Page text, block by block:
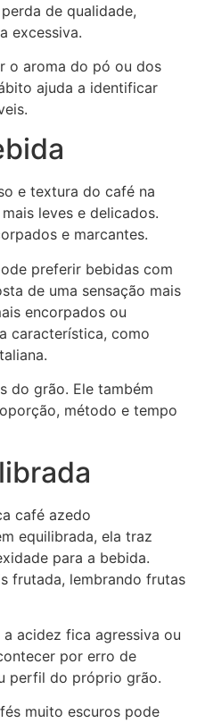
de qualidade,
excessiva.
o aroma do pó ou dos
ajuda a identificar
e textura do café na
leves e delicados.
e marcantes.
preferir bebidas com
de uma sensação mais
encorpados ou
característica, como
do grão. Ele também
método e tempo
café azedo
equilibrada, ela traz
para a bebida.
frutada, lembrando frutas
acidez fica agressiva ou
por erro de
perfil do próprio grão.
muito escuros pode